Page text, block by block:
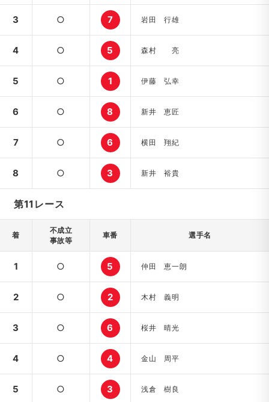
3 ○ 7 岩田 行雄
4 ○ 5 森村 亮
5 ○ 1 伊藤 弘幸
6 ○ 8 新井 恵匠
7 ○ 6 横田 翔紀
8 ○ 3 新井 裕貴
第11レース
着
不成立
事故等
車番 選手名
1 ○ 5 仲田 恵一朗
2 ○ 2 木村 義明
3 ○ 6 桜井 晴光
4 ○ 4 金山 周平
5 ○ 3 浅倉 樹良